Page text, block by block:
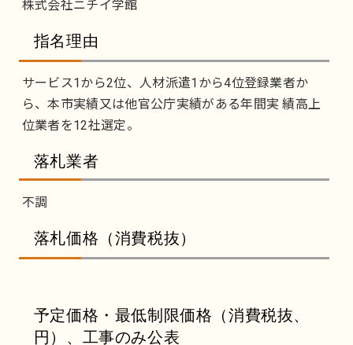
株式会社ニチイ学館
指名理由
サービス1から2位、人材派遣1から4位登録業者か
ら、本市実績又は他官公庁実績がある年間実 績高上
位業者を12社選定。
落札業者
不調
落札価格（消費税抜）
予定価格・最低制限価格（消費税抜、
円）、工事のみ公表